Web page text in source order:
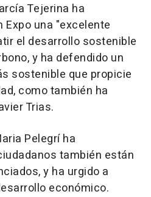
Tejerina ha
Expo una "excelente
el desarrollo sostenible
y ha defendido un
sostenible que propicie
como también ha
Trias.
Pelegrí ha
también están
y ha urgido a
económico.